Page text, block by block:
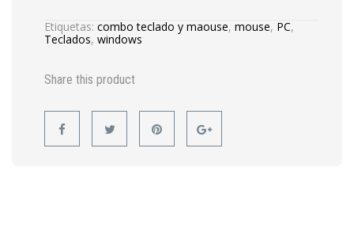
Etiquetas: combo teclado y maouse, mouse, PC,
Teclados, windows
Share this product